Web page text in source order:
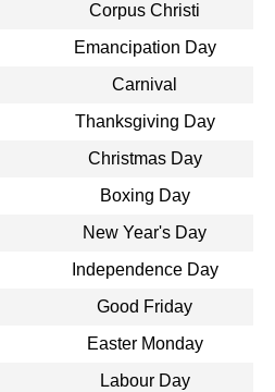
Corpus Christi
Emancipation Day
Carnival
Thanksgiving Day
Christmas Day
Boxing Day
New Year's Day
Independence Day
Good Friday
Easter Monday
Labour Day